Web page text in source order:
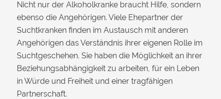
Nicht nur der Alkoholkranke braucht Hilfe, sondern
ebenso die Angehörigen. Viele Ehepartner der
Suchtkranken finden im Austausch mit anderen
Angehörigen das Verständnis ihrer eigenen Rolle im
Suchtgeschehen. Sie haben die Möglichkeit an ihrer
Beziehungsabhängigkeit zu arbeiten, für ein Leben
in Würde und Freiheit und einer tragfähigen
Partnerschaft.